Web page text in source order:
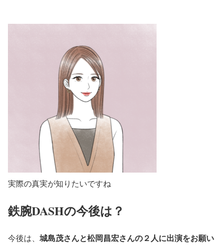
実際の真実が知りたいですね
鉄腕DASHの今後は？
今後は、 城島茂さんと松岡昌宏さんの２人に出演をお願い